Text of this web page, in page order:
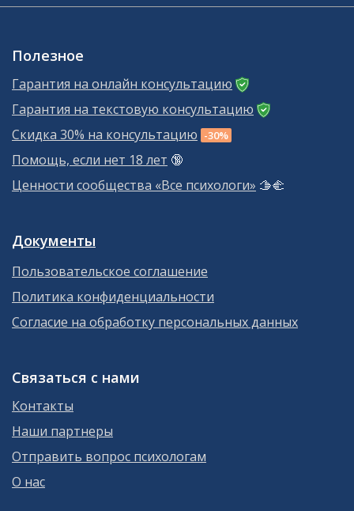
Полезное
Гарантия на онлайн консультацию
Гарантия на текстовую консультацию
Скидка 30% на консультацию -30%
Помощь, если нет 18 лет 🔞
Ценности сообщества «Все психологи» 🫱‍🫲
Документы
Пользовательское соглашение
Политика конфиденциальности
Согласие на обработку персональных данных
Связаться с нами
Контакты
Наши партнеры
Отправить вопрос психологам
О нас